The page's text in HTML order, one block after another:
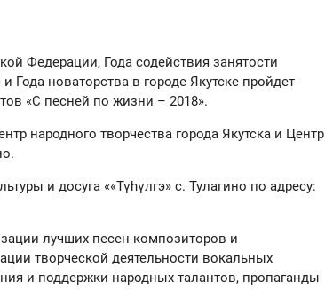
Федерации, Года содействия занятости
Года новаторства в городе Якутске пройдет
«С песней по жизни – 2018».
народного творчества города Якутска и Центр
и досуга ««Түhүлгэ» с. Тулагино по адресу:
лучших песен композиторов и
творческой деятельности вокальных
и поддержки народных талантов, пропаганды